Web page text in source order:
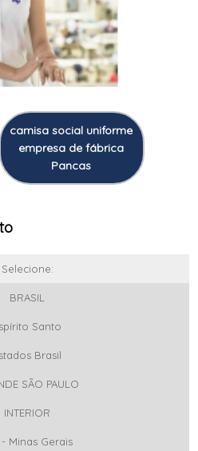
camisa social uniforme
empresa de fábrica
Pancas
Selecione:
BRASIL
Santo
Brasil
SÃO PAULO
INTERIOR
- Minas Gerais